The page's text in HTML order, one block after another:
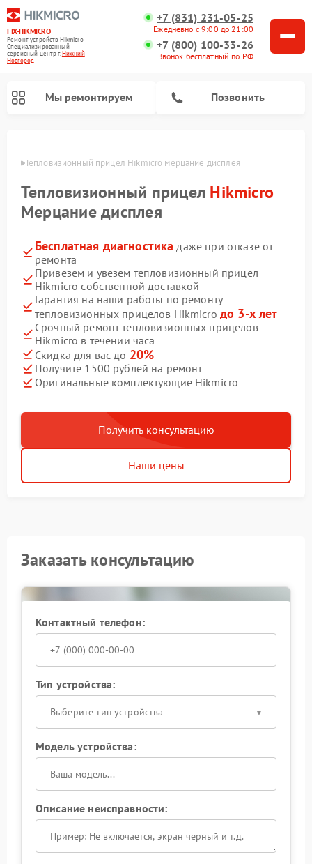
FIX-HIKMICRO
Ремонт устройств Hikmicro
Специализированный
cервисный центр г.Нижний
Новгород
+7 (831) 231-05-25
Ежедневно с 9:00 до 21:00
+7 (800) 100-33-26
Звонок бесплатный по РФ
Мы ремонтируем Позвонить
Тепловизионный прицел Hikmicro мерцание дисплея
Тепловизионный прицел Hikmicro
Мерцание дисплея
Бесплатная диагностика даже при отказе от
ремонта
Привезем и увезем тепловизионный прицел
Hikmicro собственной доставкой
Гарантия на наши работы по ремонту
тепловизионных прицелов Hikmicro до 3-х лет
Срочный ремонт тепловизионных прицелов
Hikmicro в течении часа
Скидка для вас до 20%
Получите 1500 рублей на ремонт
Оригинальные комплектующие Hikmicro
Получить консультацию
Наши цены
Заказать консультацию
Контактный телефон:
Тип устройства:
Выберите тип устройства
Модель устройства:
Описание неисправности: